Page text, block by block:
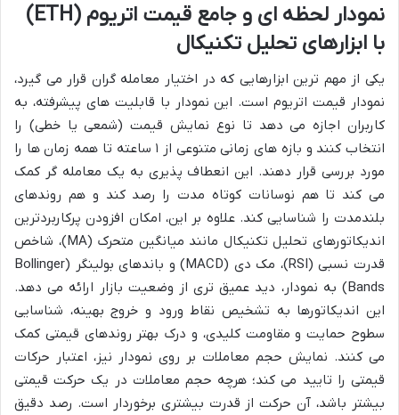
نمودار لحظه ای و جامع قیمت اتریوم (ETH)
با ابزارهای تحلیل تکنیکال
یکی از مهم ترین ابزارهایی که در اختیار معامله گران قرار می گیرد،
نمودار قیمت اتریوم است. این نمودار با قابلیت های پیشرفته، به
کاربران اجازه می دهد تا نوع نمایش قیمت (شمعی یا خطی) را
انتخاب کنند و بازه های زمانی متنوعی از ۱ ساعته تا همه زمان ها را
مورد بررسی قرار دهند. این انعطاف پذیری به یک معامله گر کمک
می کند تا هم نوسانات کوتاه مدت را رصد کند و هم روندهای
بلندمدت را شناسایی کند. علاوه بر این، امکان افزودن پرکاربردترین
اندیکاتورهای تحلیل تکنیکال مانند میانگین متحرک (MA)، شاخص
قدرت نسبی (RSI)، مک دی (MACD) و باندهای بولینگر (Bollinger
Bands) به نمودار، دید عمیق تری از وضعیت بازار ارائه می دهد.
این اندیکاتورها به تشخیص نقاط ورود و خروج بهینه، شناسایی
سطوح حمایت و مقاومت کلیدی، و درک بهتر روندهای قیمتی کمک
می کنند. نمایش حجم معاملات بر روی نمودار نیز، اعتبار حرکات
قیمتی را تایید می کند؛ هرچه حجم معاملات در یک حرکت قیمتی
بیشتر باشد، آن حرکت از قدرت بیشتری برخوردار است. رصد دقیق